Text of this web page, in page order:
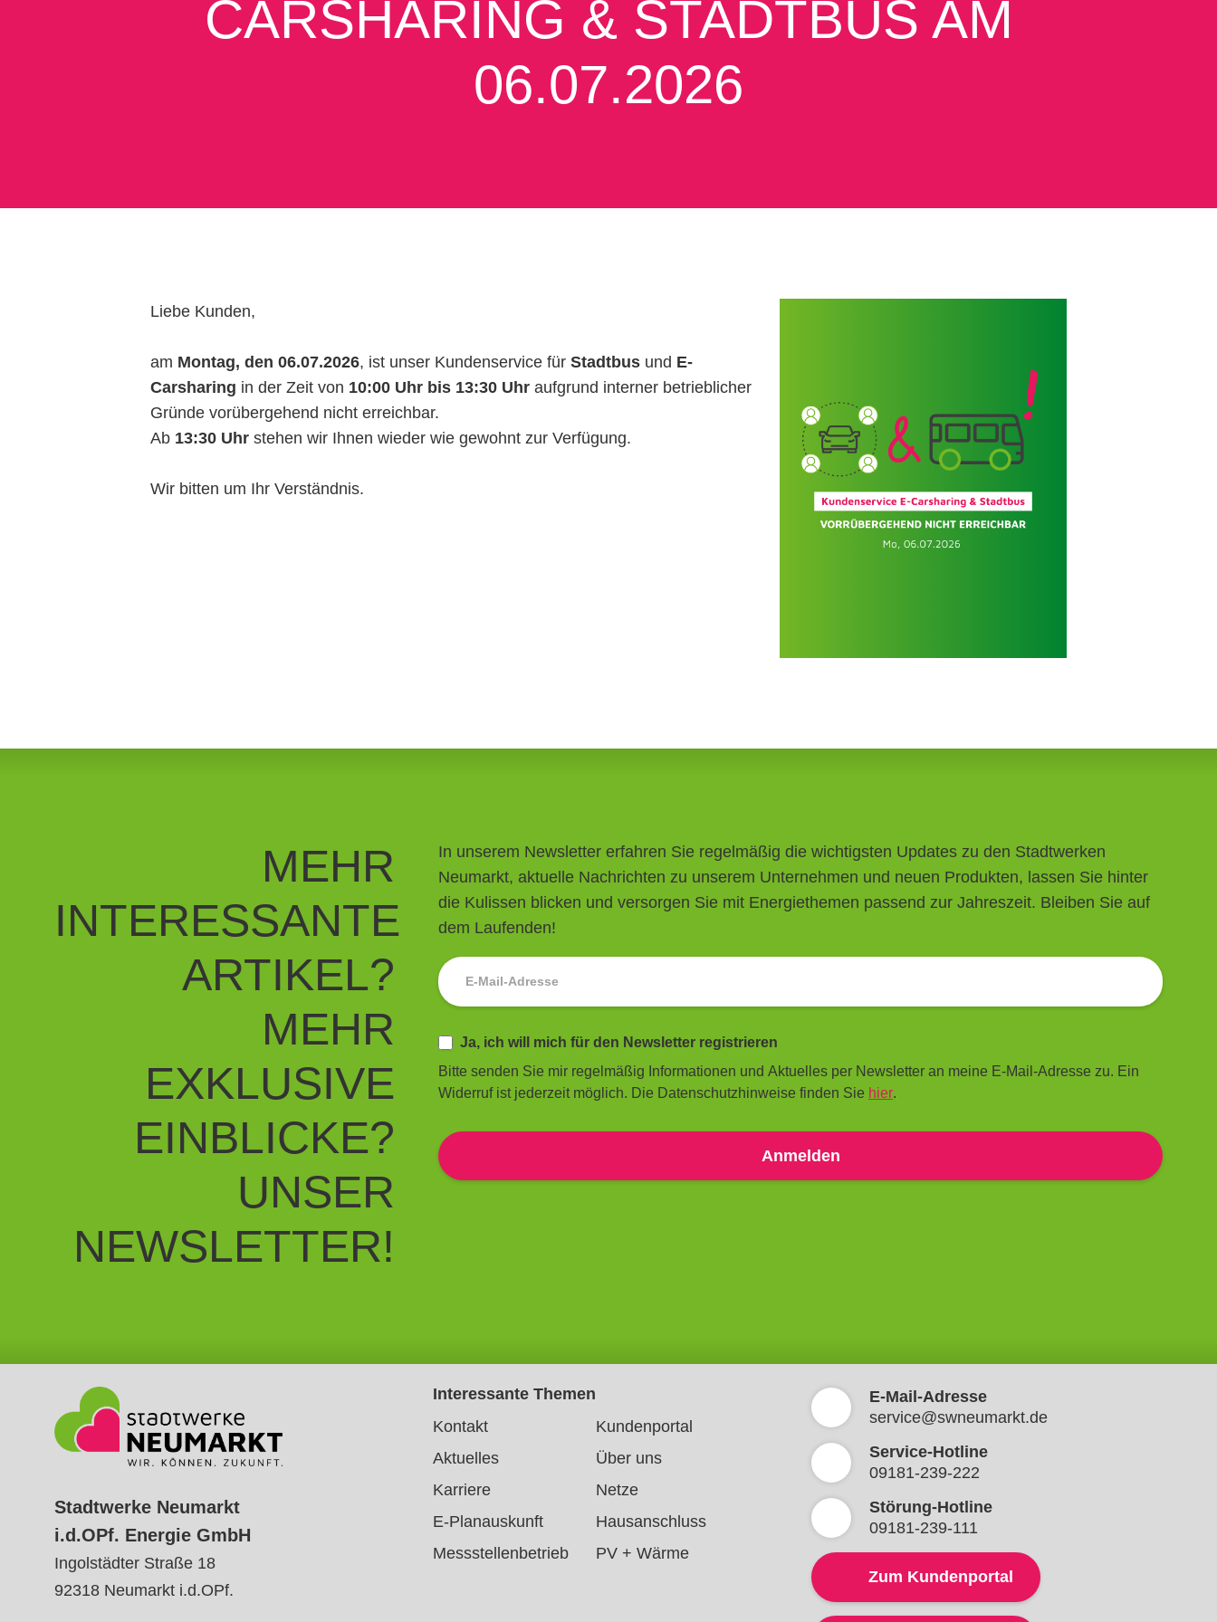
CARSHARING & STADTBUS AM
06.07.2026
Liebe Kunden,
am Montag, den 06.07.2026, ist unser Kundenservice für Stadtbus und E-
Carsharing in der Zeit von 10:00 Uhr bis 13:30 Uhr aufgrund interner betrieblicher
Gründe vorübergehend nicht erreichbar.
Ab 13:30 Uhr stehen wir Ihnen wieder wie gewohnt zur Verfügung.
Wir bitten um Ihr Verständnis.
MEHR
INTERESSANTE
ARTIKEL?
MEHR
EXKLUSIVE
EINBLICKE?
UNSER
NEWSLETTER!
In unserem Newsletter erfahren Sie regelmäßig die wichtigsten Updates zu den Stadtwerken
Neumarkt, aktuelle Nachrichten zu unserem Unternehmen und neuen Produkten, lassen Sie hinter
die Kulissen blicken und versorgen Sie mit Energiethemen passend zur Jahreszeit. Bleiben Sie auf
dem Laufenden!
Newsletter
Ja, ich will mich für den Newsletter registrieren
Bitte senden Sie mir regelmäßig Informationen und Aktuelles per Newsletter an meine E-Mail-Adresse zu. Ein
Widerruf ist jederzeit möglich. Die Datenschutzhinweise finden Sie hier.
Anmelden
Stadtwerke Neumarkt
i.d.OPf. Energie GmbH
Ingolstädter Straße 18
92318 Neumarkt i.d.OPf.
Interessante Themen
Kontakt
Kundenportal
Aktuelles
Über uns
Karriere
Netze
E-Planauskunft
Hausanschluss
Messstellenbetrieb
PV + Wärme
E-Mail-Adresse
service@swneumarkt.de
Service-Hotline
09181-239-222
Störung-Hotline
09181-239-111
Zum Kundenportal